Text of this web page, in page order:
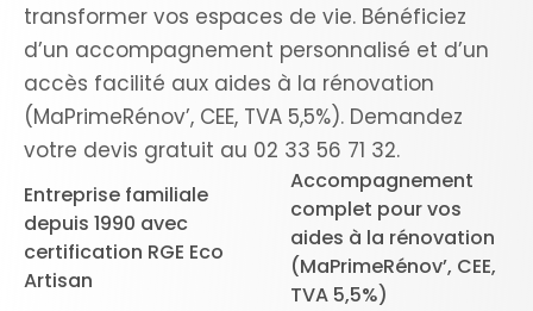
transformer vos espaces de vie. Bénéficiez
d’un accompagnement personnalisé et d’un
accès facilité aux aides à la rénovation
(MaPrimeRénov’, CEE, TVA 5,5%). Demandez
votre devis gratuit au 02 33 56 71 32.
Entreprise familiale
depuis 1990 avec
certification RGE Eco
Artisan
Accompagnement
complet pour vos
aides à la rénovation
(MaPrimeRénov’, CEE,
TVA 5,5%)